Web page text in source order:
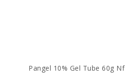
Pangel 10% Gel Tube 60g Nf